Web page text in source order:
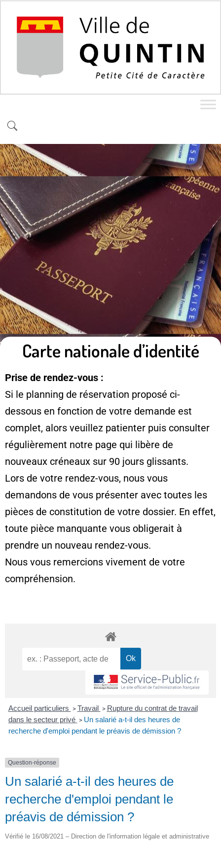
Carte nationale d’identité
Prise de rendez-vous :
Si le planning de réservation proposé ci-
dessous en fonction de votre demande est
complet, alors veuillez patienter puis consulter
régulièrement notre page qui libère de
nouveaux créneaux sur 90 jours glissants.
Lors de votre rendez-vous, nous vous
demandons de vous présenter avec toutes les
pièces de constitution de votre dossier. En effet,
toute pièce manquante vous obligerait à
prendre un nouveau rendez-vous.
Nous vous remercions vivement de votre
compréhension.
Accueil particuliers > Travail > Rupture du contrat de travail
dans le secteur privé > Un salarié a-t-il des heures de
recherche d'emploi pendant le préavis de démission ?
Question-réponse
Un salarié a-t-il des heures de
recherche d'emploi pendant le
préavis de démission ?
Vérifié le 16/08/2021 – Direction de l'information légale et administrative